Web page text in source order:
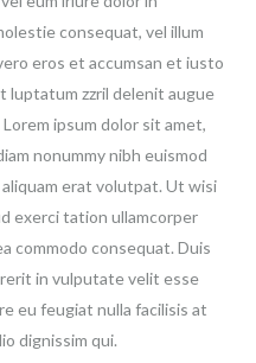
consequat, vel illum
eros et accumsan et iusto
luptatum zzril delenit augue
ipsum dolor sit amet,
nonummy nibh euismod
erat volutpat. Ut wisi
exerci tation ullamcorper
commodo consequat. Duis
in vulputate velit esse
eu feugiat nulla facilisis at
dignissim qui.